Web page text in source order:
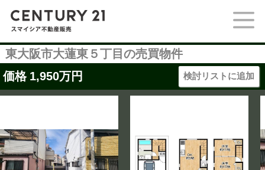
東大阪市大蓮東５丁目の売買物件
価格 1,950万円 検討リストに追加